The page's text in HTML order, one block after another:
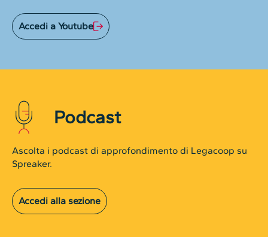
Accedi a Youtube
Podcast
Ascolta i podcast di approfondimento di Legacoop su
Spreaker.
Accedi alla sezione